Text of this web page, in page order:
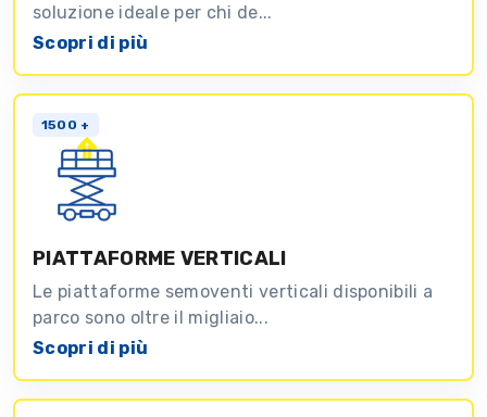
soluzione ideale per chi de...
Scopri di più
1500 +
PIATTAFORME VERTICALI
Le piattaforme semoventi verticali disponibili a
parco sono oltre il migliaio...
Scopri di più